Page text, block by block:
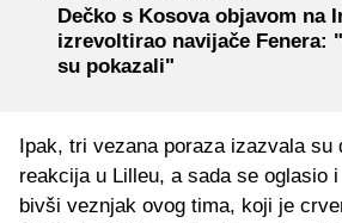
Dečko s Kosova objavom na
izrevoltirao navijače Fenera:
su pokazali"
Ipak, tri vezana poraza izazvala su
reakcija u Lilleu, a sada se oglasio
bivši veznjak ovog tima, koji je